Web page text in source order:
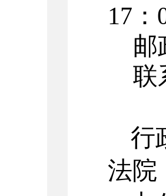
17：
邮
联
行
法院